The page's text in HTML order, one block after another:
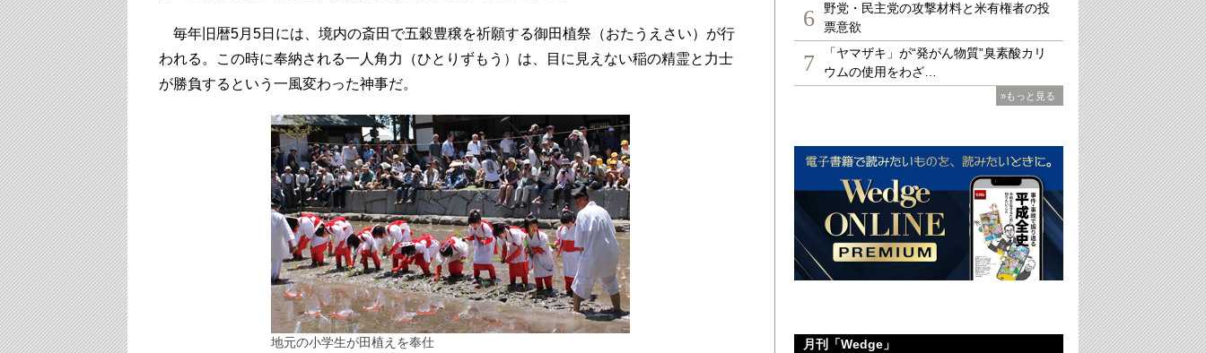
毎年旧暦5月5日には、境内の斎田で五穀豊穣を祈願する御田植祭（おたうえさい）が行
われる。この時に奉納される一人角力（ひとりずもう）は、目に見えない稲の精霊と力士
が勝負するという一風変わった神事だ。
地元の小学生が田植えを奉仕
6
野党・民主党の攻撃材料と米有権者の投
票意欲
7
「ヤマザキ」が“発がん物質”臭素酸カリ
ウムの使用をわざ…
»もっと見る
月刊「Wedge」